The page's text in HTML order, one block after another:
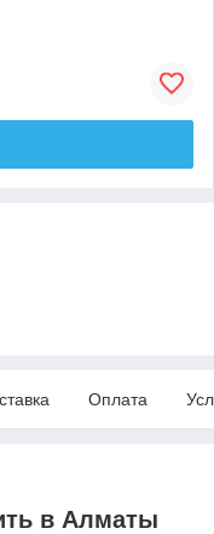
Оплата
в Алматы